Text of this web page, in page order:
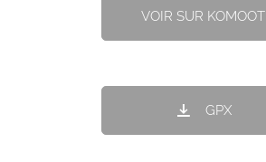
VOIR SUR KOMOOT
GPX